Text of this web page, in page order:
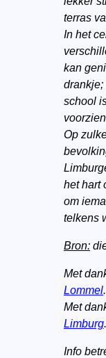
terras
In het
kan
drankje;
school
Op
het hart
om
telkens
Bron:
Met
Lommel.
Met
Limburg.
Info